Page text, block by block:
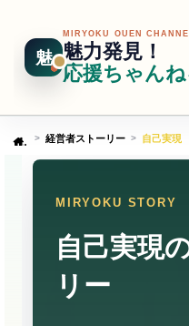
魅
MIRYOKU OUEN
魅力発見！
応援ちゃんね
Home 経営者ストーリー 自己実現
MIRYOKU STORY
自己実現
リー